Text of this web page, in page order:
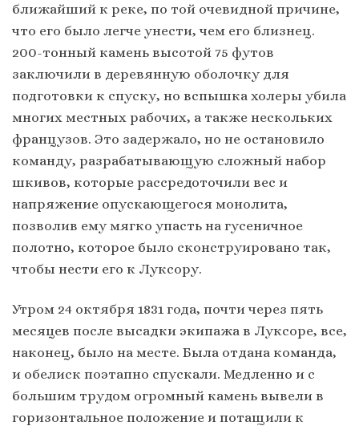
ближайший к реке, по той очевидной причине,
что его было легче унести, чем его близнец.
200-тонный камень высотой 75 футов
заключили в деревянную оболочку для
подготовки к спуску, но вспышка холеры убила
многих местных рабочих, а также нескольких
французов. Это задержало, но не остановило
команду, разрабатывающую сложный набор
шкивов, которые рассредоточили вес и
напряжение опускающегося монолита,
позволив ему мягко упасть на гусеничное
полотно, которое было сконструировано так,
чтобы нести его к Луксору.
Утром 24 октября 1831 года, почти через пять
месяцев после высадки экипажа в Луксоре, все,
наконец, было на месте. Была отдана команда,
и обелиск поэтапно спускали. Медленно и с
большим трудом огромный камень вывели в
горизонтальное положение и потащили к